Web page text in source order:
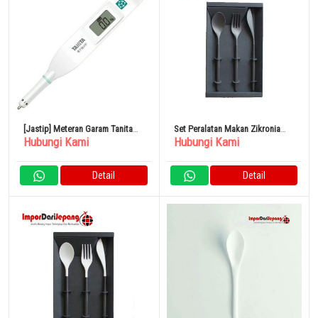
[Jastip] Meteran Garam Tanita
SO-304 (Putih)
Hubungi Kami
Detail
Set Peralatan Makan Zikronia
Hitam
Hubungi Kami
Detail